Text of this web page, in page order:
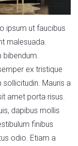
ipsum ut faucibus
malesuada.
bibendum.
ex tristique
Mauris a
amet porta risus.
dapibus mollis
finibus
odio. Etiam a